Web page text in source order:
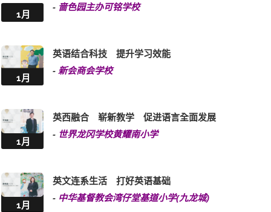
1月
- 啬色园主办可铭学校
1月
英语结合科技 提升学习效能
- 新会商会学校
1月
英西融合 崭新教学 促进语言全面发展
- 世界龙冈学校黄耀南小学
1月
英文连系生活 打好英语基础
- 中华基督教会湾仔堂基道小学(九龙城)